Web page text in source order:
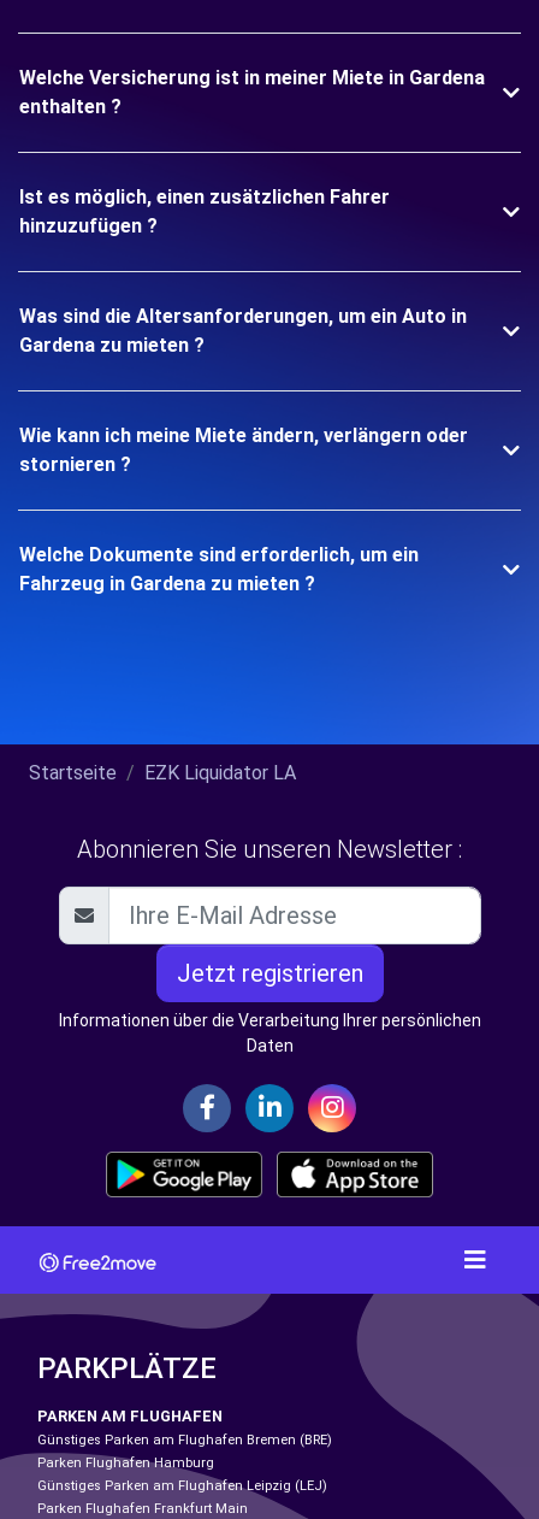
Welche Versicherung ist in meiner Miete in Gardena
enthalten ?
Ist es möglich, einen zusätzlichen Fahrer
hinzuzufügen ?
Was sind die Altersanforderungen, um ein Auto in
Gardena zu mieten ?
Wie kann ich meine Miete ändern, verlängern oder
stornieren ?
Welche Dokumente sind erforderlich, um ein
Fahrzeug in Gardena zu mieten ?
Startseite EZK Liquidator LA
Abonnieren Sie unseren Newsletter :
Jetzt registrieren
Informationen über die Verarbeitung Ihrer persönlichen
Daten
PARKPLÄTZE
PARKEN AM FLUGHAFEN
Günstiges Parken am Flughafen Bremen (BRE)
Parken Flughafen Hamburg
Günstiges Parken am Flughafen Leipzig (LEJ)
Parken Flughafen Frankfurt Main